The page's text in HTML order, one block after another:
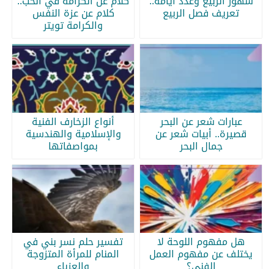
تعريف فصل الربيع كلام عن عزة النفس
والكرامة تويتر
عبارات شعر عن البحر
قصيرة.. أبيات شعر عن
جمال البحر
أنواع الزخارف الفنية
والإسلامية والهندسية
بمواصفاتها
هل مفهوم اللوحة لا
يختلف عن مفهوم العمل
تفسير حلم نسر بني في
المنام للمرأة المتزوجة